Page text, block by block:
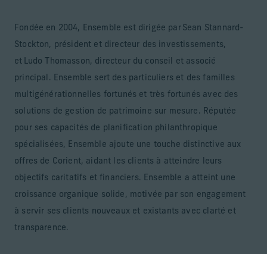
Fondée en 2004, Ensemble est dirigée par Sean Stannard-
Stockton, président et directeur des investissements,
et Ludo Thomasson, directeur du conseil et associé
principal. Ensemble sert des particuliers et des familles
multigénérationnelles fortunés et très fortunés avec des
solutions de gestion de patrimoine sur mesure. Réputée
pour ses capacités de planification philanthropique
spécialisées, Ensemble ajoute une touche distinctive aux
offres de Corient, aidant les clients à atteindre leurs
objectifs caritatifs et financiers. Ensemble a atteint une
croissance organique solide, motivée par son engagement
à servir ses clients nouveaux et existants avec clarté et
transparence.